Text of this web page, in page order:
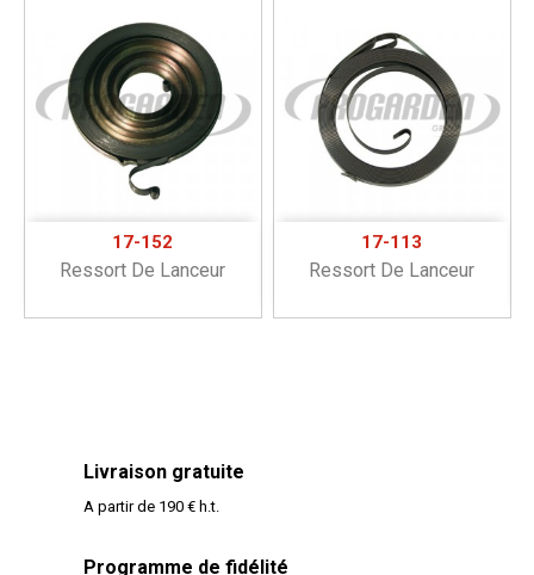
17-152
Ressort De Lanceur
17-113
Ressort De Lanceur
Livraison gratuite
A partir de 190 € h.t.
Programme de fidélité